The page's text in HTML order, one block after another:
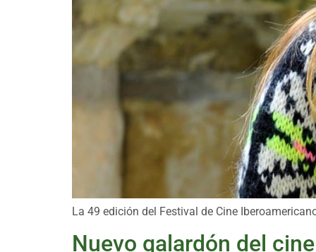
La 49 edición del Festival de Cine
Nuevo galardón del